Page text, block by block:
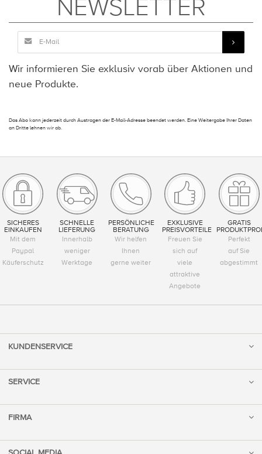
NEWSLETTER
Wir informieren Sie exklusiv vorab über Aktionen und
neue Produkte.
Das Abo kann jederzeit durch Austragen der E-Mail-Adresse beendet werden. Eine Weitergabe Ihrer Daten
an Dritte lehnen wir ab.
SICHERES
EINKAUFEN
Mit dem
Paypal
Käuferschutz
SCHNELLE
LIEFERUNG
Innerhalb
weniger
Werktage
PERSÖNLICHE
BERATUNG
Wir helfen
Ihnen
gerne weiter
EXKLUSIVE
PREISVORTEILE
Freuen Sie
sich auf
viele
attraktive
Angebote
GRATIS
Perfekt
auf Sie
abgestimmt
KUNDENSERVICE
SERVICE
FIRMA